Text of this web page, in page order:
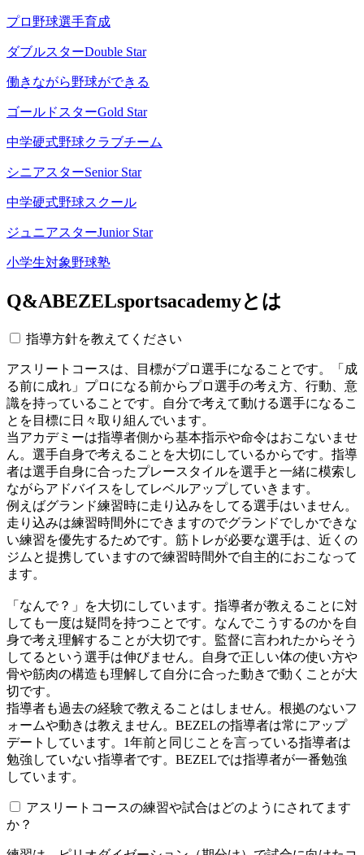
プロ野球選手育成
ダブルスターDouble Star
働きながら野球ができる
ゴールドスターGold Star
中学硬式野球クラブチーム
シニアスターSenior Star
中学硬式野球スクール
ジュニアスターJunior Star
小学生対象野球塾
Q&ABEZELsportsacademyとは
指導方針を教えてください
アスリートコースは、目標がプロ選手になることです。「成
る前に成れ」プロになる前からプロ選手の考え方、行動、意
識を持っていることです。自分で考えて動ける選手になるこ
とを目標に日々取り組んでいます。
当アカデミーは指導者側から基本指示や命令はおこないませ
ん。選手自身で考えることを大切にしているからです。指導
者は選手自身に合ったプレースタイルを選手と一緒に模索し
ながらアドバイスをしてレベルアップしていきます。
例えばグランド練習時に走り込みをしてる選手はいません。
走り込みは練習時間外にできますのでグランドでしかできな
い練習を優先するためです。筋トレが必要な選手は、近くの
ジムと提携していますので練習時間外で自主的におこなって
ます。
「なんで？」を大切にしています。指導者が教えることに対
しても一度は疑問を持つことです。なんでこうするのかを自
身で考え理解することが大切です。監督に言われたからそう
してるという選手は伸びません。自身で正しい体の使い方や
骨や筋肉の構造も理解して自分に合った動きで動くことが大
切です。
指導者も過去の経験で教えることはしません。根拠のないフ
ォームや動きは教えません。BEZELの指導者は常にアップ
デートしています。1年前と同じことを言っている指導者は
勉強していない指導者です。BEZELでは指導者が一番勉強
しています。
アスリートコースの練習や試合はどのようにされてます
か？